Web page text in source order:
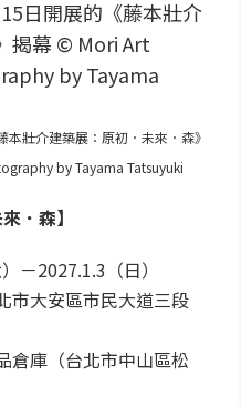
壯介建築展：原初．未來．森》
by Tayama Tatsuyuki
．森】
－2027.1.3（日）
市大安區市民大道三段
倉庫（台北市中山區松